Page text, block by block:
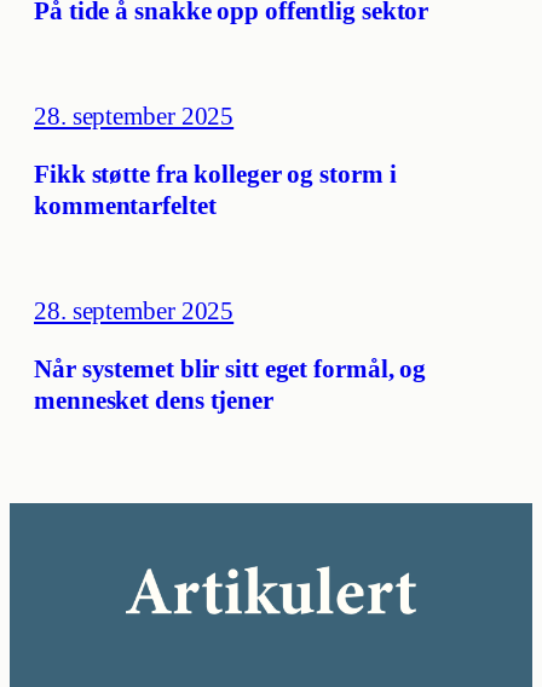
På tide å snakke opp offentlig sektor
28. september 2025
Fikk støtte fra kolleger og storm i
kommentarfeltet
28. september 2025
Når systemet blir sitt eget formål, og
mennesket dens tjener